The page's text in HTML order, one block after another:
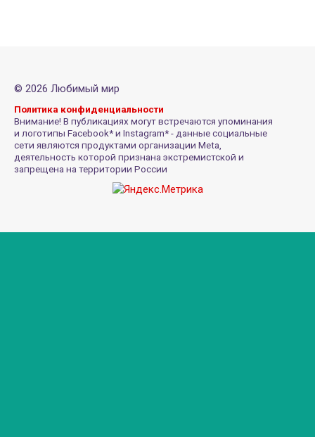
© 2026 Любимый мир
Политика конфиденциальности
Внимание! В публикациях могут встречаются упоминания
и логотипы Facebook* и Instagram* - данные социальные
сети являются продуктами организации Meta,
деятельность которой признана экстремистской и
запрещена на территории России